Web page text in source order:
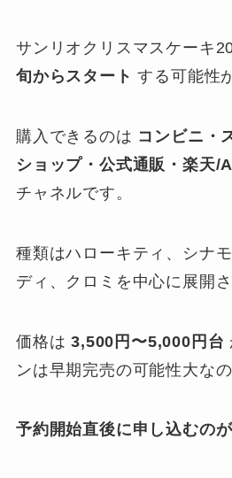
サンリオクリスマスケーキ
旬からスタート する可能性
購入できるのは コンビニ・
ショップ・公式通販・楽天/
チャネルです。
種類はハローキティ、シナ
ディ、クロミを中心に展開さ
価格は3,500円〜5,000円台
ンは早期完売の可能性大なの
予約開始直後に申し込むの